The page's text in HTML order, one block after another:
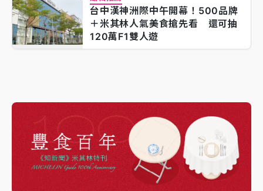
台中漢神洲際中午開幕！500品牌
＋米其林人氣美食搶先看 還可抽
120萬F1雙人遊